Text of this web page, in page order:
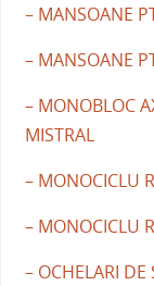
– MANSOANE
– MANSOANE
– MONOBLOC
MISTRAL
– MONOCICLU
– MONOCICLU
– OCHELARI DE